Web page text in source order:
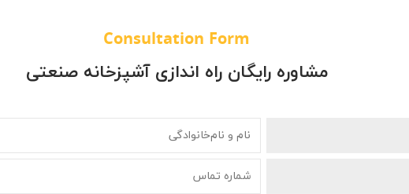
Consultation Form
مشاوره رایگان راه اندازی آشپزخانه صنعتی